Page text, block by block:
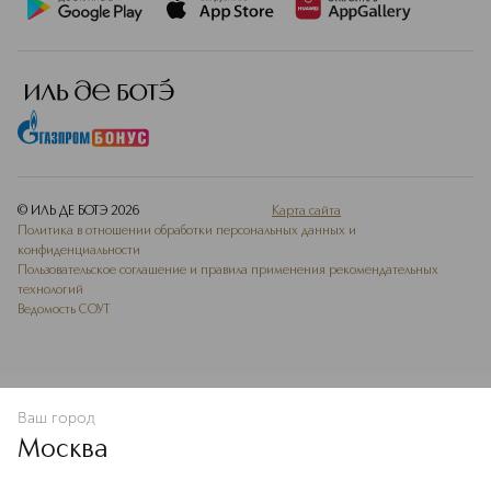
В КОРЗИНУ
© ИЛЬ ДЕ БОТЭ 2026
Карта сайта
Политика в отношении обработки персональных данных и
конфиденциальности
Пользовательское соглашение и правила применения рекомендательных
технологий
Ведомость СОУТ
Ваш город
Москва